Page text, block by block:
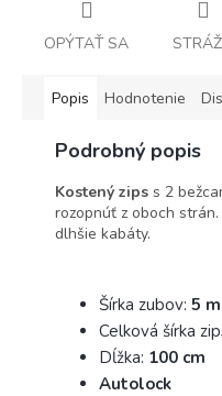
OPÝTAŤ SA
Popis Hodnotenie
Podrobný popis
Kostený zips s 2
rozopnúť z oboch
dlhšie kabáty.
Šírka zubov: 5
Celková šírka
Dĺžka: 100 cm
Autolock